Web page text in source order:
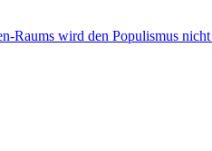
Raums wird den Populismus